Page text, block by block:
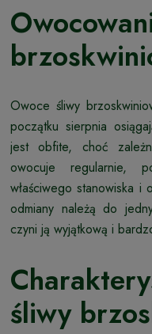
Owoce śliwy
początku sierpnia
jest obfite, choć
owocuje regularnie,
właściwego stanowiska
odmiany należą do
czyni ją wyjątkową i
śliwy